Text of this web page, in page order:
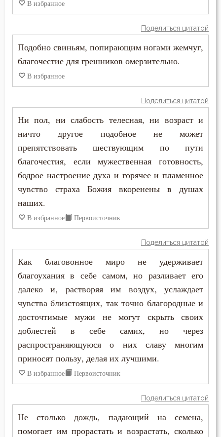
Одежда
Оставление Богом
Отчаяние
Падение
Память
Печаль
Печаль по Богу
Плоть
Подвижничество
Подготовка к смерти
Познание себя
Позор
Помощь Божия
В избранное
Поделиться цитатой
Подобно свиньям, попирающим ногами жемчуг,
благочестие для грешников омерзительно.
В избранное
Поделиться цитатой
Ни пол, ни слабость телесная, ни возраст и
ничто другое подобное не может
препятствовать шествующим по пути
благочестия, если мужественная готовность,
бодрое настроение духа и горячее и пламенное
чувство страха Божия вкоренены в душах
наших.
В избранное Первоисточник
Поделиться цитатой
Как благовонное миро не удерживает
благоухания в себе самом, но разливает его
далеко и, растворяя им воздух, услаждает
чувства близстоящих, так точно благородные и
досточтимые мужи не могут скрыть своих
доблестей в себе самих, но через
распространяющуюся о них славу многим
приносят пользу, делая их лучшими.
В избранное Первоисточник
Поделиться цитатой
Не столько дождь, падающий на семена,
помогает им прорастать и возрастать, сколько